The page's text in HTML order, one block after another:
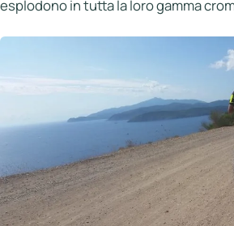
esplodono in tutta la loro gamma